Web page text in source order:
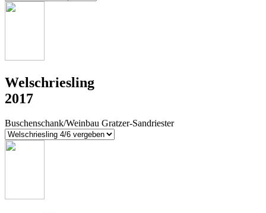
Welschriesling
2017
Buschenschank/Weinbau Gratzer-Sandriester